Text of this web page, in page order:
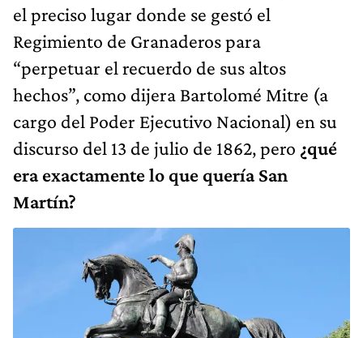
el preciso lugar donde se gestó el
Regimiento de Granaderos para
“perpetuar el recuerdo de sus altos
hechos”, como dijera Bartolomé Mitre (a
cargo del Poder Ejecutivo Nacional) en su
discurso del 13 de julio de 1862, pero ¿qué
era exactamente lo que quería San
Martín?